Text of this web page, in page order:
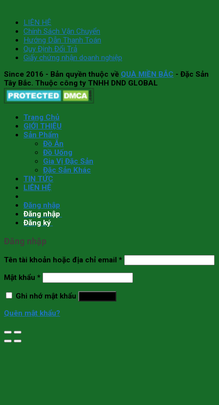
LIÊN HỆ
Chính Sách Vận Chuyển
Hướng Dẫn Thanh Toán
Quy Định Đổi Trả
Giấy chứng nhận doanh nghiệp
Since 2016 - Bản quyền thuộc về QUÀ MIỀN BẮC - Đặc Sản
Tây Bắc. Thuộc công ty TNHH DND GLOBAL
Trang Chủ
GIỚI THIỆU
Sản Phẩm
Đồ Ăn
Đồ Uống
Gia Vị Đặc Sản
Đặc Sản Khác
TIN TỨC
LIÊN HỆ
Đăng nhập
Đăng nhập
Đăng ký
Đăng nhập
Tên tài khoản hoặc địa chỉ email *
Mật khẩu *
Ghi nhớ mật khẩu
Quên mật khẩu?